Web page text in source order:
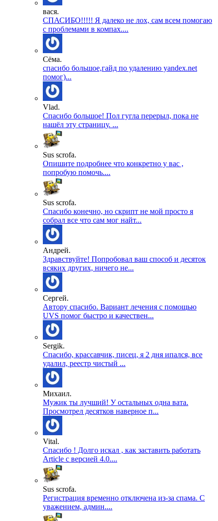
вася.
СПАСИБО!!!!! Я далеко не лох, сам всем помогаю
с проблемами в компах....
Сёма.
спасибо большое,гайд по удалению yandex.net
помог)...
Vlad.
Спасибо большое! Пол гугла перерыл, пока не
нашёл эту страницу. ...
Sus scrofa.
Опишите подробнее что конкретно у вас ,
попробую помочь....
Sus scrofa.
Спасибо конечно, но скрипт не мой просто я
собрал все что сам мог найт...
Андрей.
Здравствуйте! Попробовал ваш способ и десяток
всяких других, ничего не...
Сергей.
Автору спасибо. Вариант лечения с помощью
UVS помог быстро и качествен...
Sergik.
Спасибо, крассавчик, писец, я 2 дня ипался, все
удалил, реестр чистый ...
Михаил.
Мужик ты лучший! У остальных одна вата.
Просмотрел десятков наверное п...
Vital.
Спасибо ! Долго искал , как заставить работать
Article с версией 4.0....
Sus scrofa.
Регистрация временно отключена из-за спама. С
уважением, админ....